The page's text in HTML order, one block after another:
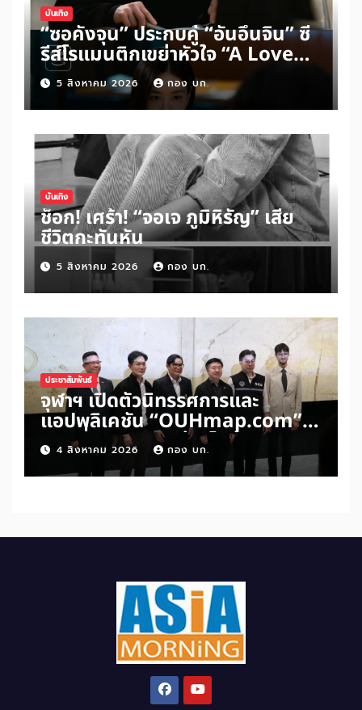
บันเทิง
“ซอคังจุน” ประกบคู่ “อันอึนจิน” ซี
รีส์โรแมนติกเขย่าหัวใจ “A Love
Other Than Yours”
5 สิงหาคม 2026 กอง บก.
บันเทิง
ช็อก! เศร้า! “จอเจ ภูมิหิรัญ” เสีย
ชีวิตกะทันหัน
5 สิงหาคม 2026 กอง บก.
ประชาสัมพันธ์
จุฬาฯ เปิดตัวนิทรรศการและ
แอปพลิเคชัน “OUHmap.com”
ระยะที่ 2 ปักหมุดย่านไชน่าทาวน์–
บรรทัดทอง–สามย่าน เชื่อมโยง
มรดกเมืองสามัญด้าน “อาหาร–
4 สิงหาคม 2026 กอง บก.